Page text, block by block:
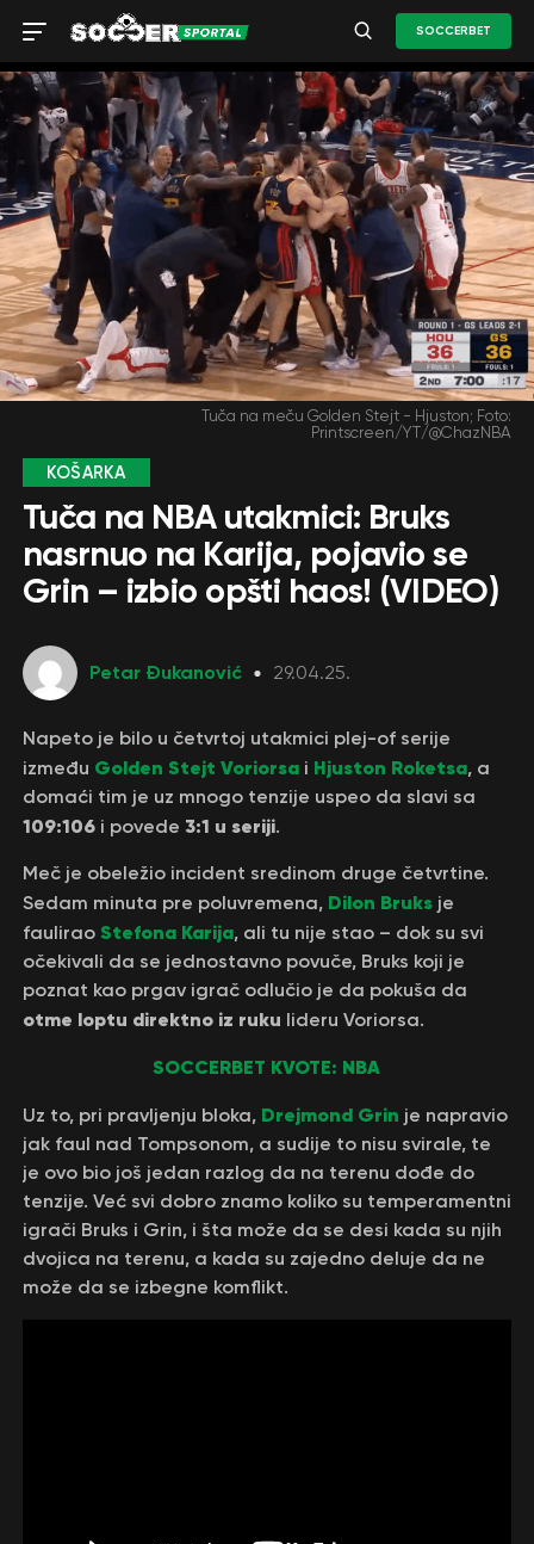
SOCCERBET
Tuča na meču Golden Stejt - Hjuston; Foto:
Printscreen/YT/@ChazNBA
KOŠARKA
Tuča na NBA utakmici: Bruks
nasrnuo na Karija, pojavio se
Grin – izbio opšti haos! (VIDEO)
Petar Đukanović 29.04.25.
Napeto je bilo u četvrtoj utakmici plej-of serije
između Golden Stejt Voriorsai Hjuston Roketsa, a
domaći tim je uz mnogo tenzije uspeo da slavi sa
109:106i povede 3:1 u seriji.
Meč je obeležio incident sredinom druge četvrtine.
Sedam minuta pre poluvremena, Dilon Bruksje
faulirao Stefona Karija, ali tu nije stao – dok su svi
očekivali da se jednostavno povuče, Bruks koji je
poznat kao prgav igrač odlučio je da pokuša da
otme loptu direktno iz ruku lideru Voriorsa.
SOCCERBET KVOTE: NBA
Uz to, pri pravljenju bloka, Drejmond Grin je napravio
jak faul nad Tompsonom, a sudije to nisu svirale, te
je ovo bio još jedan razlog da na terenu dođe do
tenzije. Već svi dobro znamo koliko su temperamentni
igrači Bruks i Grin, i šta može da se desi kada su njih
dvojica na terenu, a kada su zajedno deluje da ne
može da se izbegne komflikt.